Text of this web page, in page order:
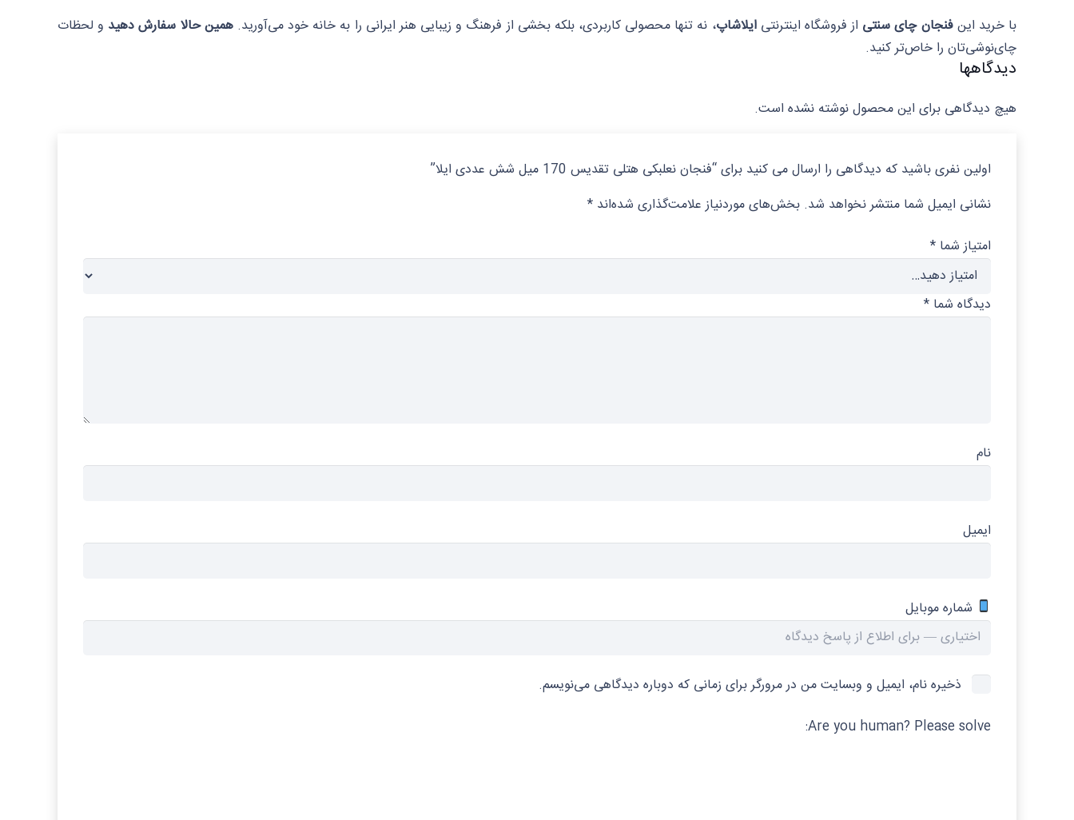
با خرید اینفنجان چای سنتی از فروشگاه اینترنتیایلاشاپ، نه تنها محصولی کاربردی، بلکه بخشی از فرهنگ و زیبایی هنر ایرانی را به خانه خود می‌آورید.همین حالا سفارش دهید و لحظات
چای‌نوشی‌تان را خاص‌تر کنید.
دیدگاهها
هیچ دیدگاهی برای این محصول نوشته نشده است.
اولین نفری باشید که دیدگاهی را ارسال می کنید برای “فنجان نعلبکی هتلی تقدیس 170 میل شش عددی ایلا”
نشانی ایمیل شما منتشر نخواهد شد. بخش‌های موردنیاز علامت‌گذاری شده‌اند *
امتیاز شما *
دیدگاه شما *
نام
ایمیل
شماره موبایل
ذخیره نام، ایمیل و وبسایت من در مرورگر برای زمانی که دوباره دیدگاهی می‌نویسم.
Are you human? Please solve: